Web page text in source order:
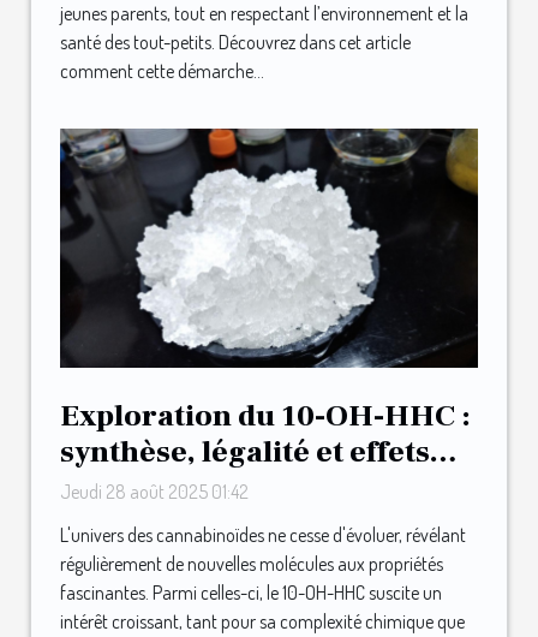
jeunes parents, tout en respectant l’environnement et la
santé des tout-petits. Découvrez dans cet article
comment cette démarche...
Exploration du 10-OH-HHC :
synthèse, légalité et effets
ressentis
Jeudi 28 août 2025 01:42
L'univers des cannabinoïdes ne cesse d'évoluer, révélant
régulièrement de nouvelles molécules aux propriétés
fascinantes. Parmi celles-ci, le 10-OH-HHC suscite un
intérêt croissant, tant pour sa complexité chimique que